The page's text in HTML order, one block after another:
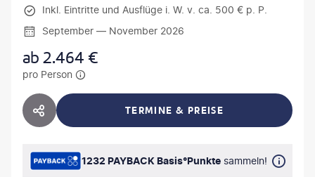
Inkl. Eintritte und Ausflüge i. W. v. ca. 500 € p. P.
September — November 2026
ab2.464 €
pro Person
HOTEL TEILEN TERMINE & PREISE
1232 PAYBACK Basis°Punkte sammeln!